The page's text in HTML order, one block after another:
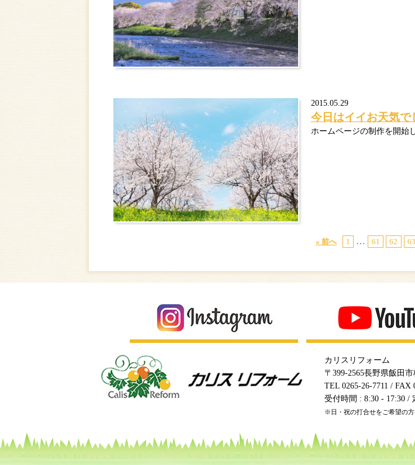
2015.05.29
今日はイイお天気で
ホームページの制作を開始
« 前へ 1 … 61 62 63
カリスリフォーム
〒399-2565長野県飯田
TEL 0265-26-7711 / FAX
受付時間 : 8:30 - 17:30 /
※日・祝の打合せをご希望の方